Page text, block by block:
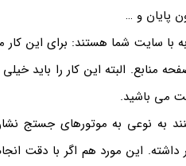
با سایت شما هستند: برای این
البته این کار را باید خیلی
می باشید.
به نوعی به موتورهای جستج
این مورد هم اگر با دقت